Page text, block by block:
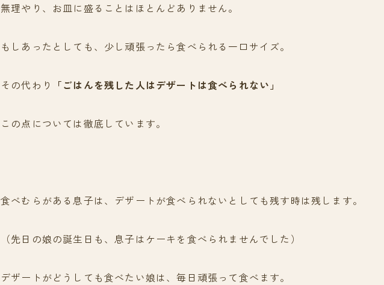
無理やり、お皿に盛ることはほとんどありません。
もしあったとしても、少し頑張ったら食べられる一口サイズ。
その代わり 「ごはんを残した人はデザートは食べられない」
この点については徹底しています。
食べむらがある息子は、デザートが食べられないとしても残す時は残します。
（先日の娘の誕生日も、息子はケーキを食べられませんでした）
デザートがどうしても食べたい娘は、毎日頑張って食べます。